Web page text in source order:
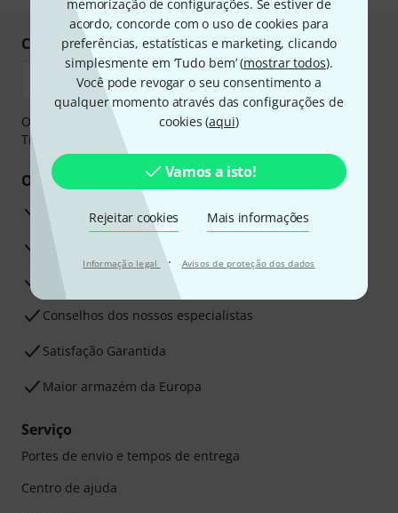
memorização de configurações. Se estiver de
acordo, concorde com o uso de cookies para
preferências, estatísticas e marketing, clicando
simplesmente em ‘Tudo bem’ (mostrar todos).
Você pode revogar o seu consentimento a
qualquer momento através das configurações de
cookies (aqui)
Vamos a isto!
Rejeitar cookies Mais informações
Informação legal · Avisos de proteção dos dados
Compre e pague em segurança
O pagamento pode ser feito de forma segura através de
Transferência bancária, PayPal ou Cartão de crédito.
Os seus benefícios
Garantia Thomann de 3 anos
30 dias de garantia de dinheiro de volta
Assistência de Reparação
Conselhos dos nossos especialistas
Satisfação Garantida
Maior armazém da Europa
Serviço
Portes de envio e tempos de entrega
Centro de ajuda